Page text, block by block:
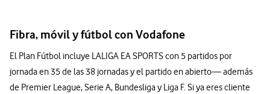
Fibra, móvil y fútbol con Vodafone
El Plan Fútbol incluye LALIGA EA SPORTS con 5 partidos por
jornada en 35 de las 38 jornadas y el partido en abierto— además
de Premier League, Serie A, Bundesliga y Liga F. Si ya eres cliente